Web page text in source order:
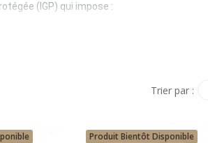
(IGP) qui impose :
Identifiable
Trier par :
Produit Bientôt Disponible